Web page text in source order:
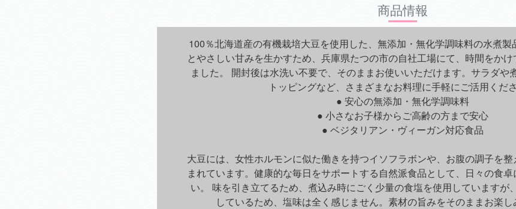
商品情報
100％北海道産の有機栽培大豆を使用した、無添加・無化学調味料の水煮
とやさしい甘みを生かすため、兵庫県たつの市の自社工場にて、時間をか
ました。 開封後は水洗い不要で、そのままお使いいただけます。サラダや
トッピングなど、さまざまなお料理に手軽にご活用くださ
● 安心の無添加・無化学調味料
● 小さなお子様からご高齢の方まで安心
● ベジタリアン・ヴィーガン対応食品
大豆には、女性ホルモンに似た働きを持つイソフラボンや、お腹の調子を
まれています。健康的な毎日をサポートする自然派食品として、日々の食
い。 味を引き立てるため、煮込み時にごく少量の食塩を使用していますが
しているため、塩味は全く感じません。素材の旨みをそのままお楽し